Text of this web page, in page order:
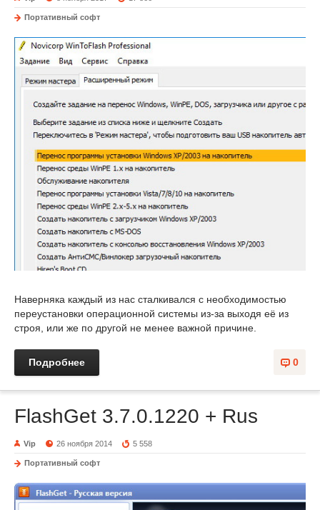
Портативный софт
Наверняка каждый из нас сталкивался с необходимостью
переустановки операционной системы из-за выходя её из
строя, или же по другой не менее важной причине.
0
Подробнее
FlashGet 3.7.0.1220 + Rus
Vip 26 ноября 2014 5 558
Портативный софт